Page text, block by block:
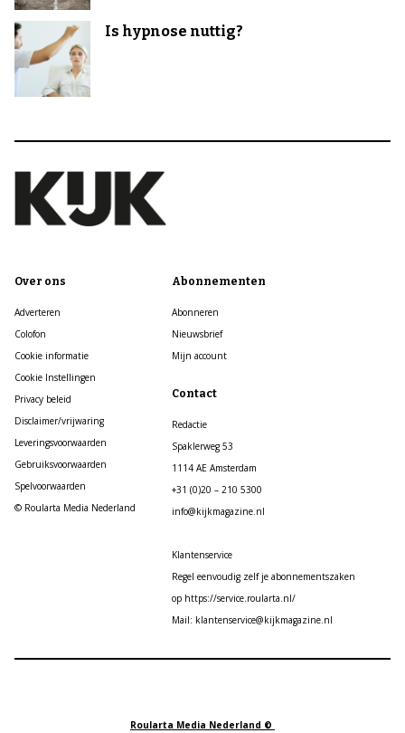
Is hypnose nuttig?
Over ons
Adverteren
Colofon
Cookie informatie
Cookie Instellingen
Privacy beleid
Disclaimer/vrijwaring
Leveringsvoorwaarden
Gebruiksvoorwaarden
Spelvoorwaarden
© Roularta Media Nederland
Abonnementen
Abonneren
Nieuwsbrief
Mijn account
Contact
Redactie
Spaklerweg 53
1114 AE Amsterdam
+31 (0)20 – 210 5300
info@kijkmagazine.nl
Klantenservice
Regel eenvoudig zelf je abonnementszaken
op https://service.roularta.nl/
Mail: klantenservice@kijkmagazine.nl
Roularta Media Nederland ©